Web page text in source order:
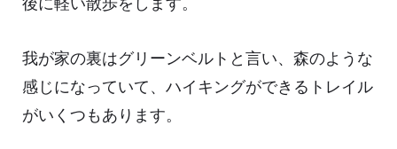
後に軽い散歩をします。
我が家の裏はグリーンベルトと言い、森のような
感じになっていて、ハイキングができるトレイル
がいくつもあります。